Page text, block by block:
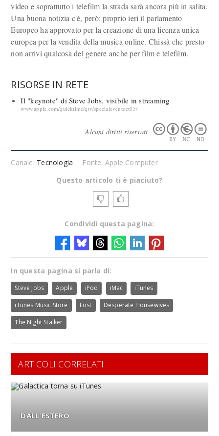
video e soprattutto i telefilm la strada sarà ancora più in salita.
Una buona notizia c'è, però: proprio ieri il parlamento
Europeo ha approvato per la creazione di una licenza unica
europea per la vendita della musica online. Chissà che presto
non arrivi qualcosa del genere anche per film e telefilm.
RISORSE IN RETE
Il "keynote" di Steve Jobs, visibile in streaming
www.apple.com/quicktime/qtv/specialeventoct05/
Alcuni diritti riservati
Canale: Tecnologia
Fonte: Apple Computer
Questo articolo ti è piaciuto?
Condividi questa pagina:
In questa pagina si parla di:
Steve Jobs Apple iPod iMac iTunes
iTunes Music Store Lost Desperate Housewives
The Night Stalker
ARTICOLI CORRELATI
DALL'ESTERO